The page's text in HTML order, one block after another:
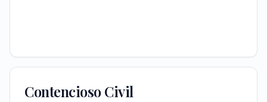
Contencioso Civil